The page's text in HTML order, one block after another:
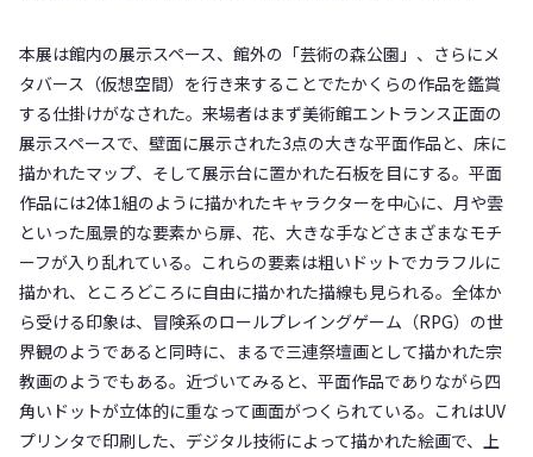
本展は館内の展示スペース、館外の「芸術の森公園」、さらにメ
タバース（仮想空間）を行き来することでたかくらの作品を鑑賞
する仕掛けがなされた。来場者はまず美術館エントランス正面の
展示スペースで、壁面に展示された3点の大きな平面作品と、床に
描かれたマップ、そして展示台に置かれた石板を目にする。平面
作品には2体1組のように描かれたキャラクターを中心に、月や雲
といった風景的な要素から扉、花、大きな手などさまざまなモチ
ーフが入り乱れている。これらの要素は粗いドットでカラフルに
描かれ、ところどころに自由に描かれた描線も見られる。全体か
ら受ける印象は、冒険系のロールプレイングゲーム（RPG）の世
界観のようであると同時に、まるで三連祭壇画として描かれた宗
教画のようでもある。近づいてみると、平面作品でありながら四
角いドットが立体的に重なって画面がつくられている。これはUV
プリンタで印刷した、デジタル技術によって描かれた絵画で、上